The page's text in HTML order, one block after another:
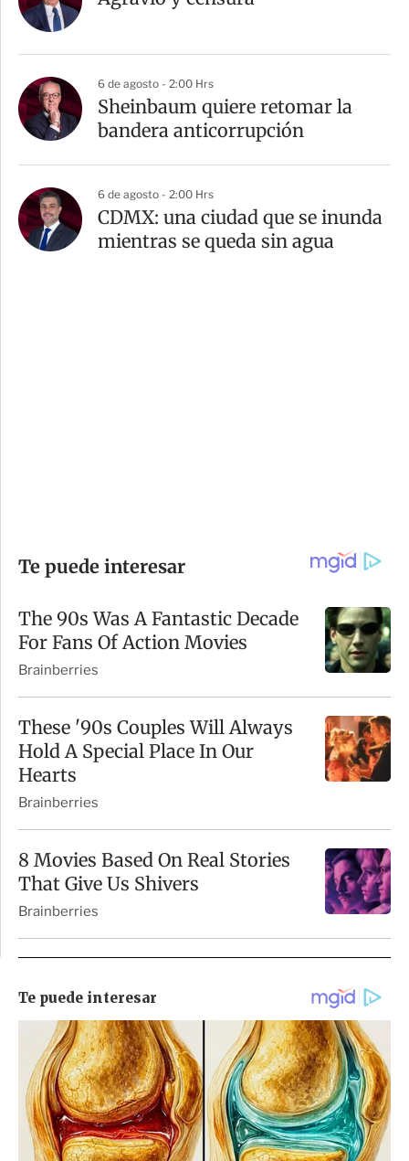
6 de agosto - 2:00 Hrs
Sheinbaum quiere retomar la
bandera anticorrupción
6 de agosto - 2:00 Hrs
CDMX: una ciudad que se inunda
mientras se queda sin agua